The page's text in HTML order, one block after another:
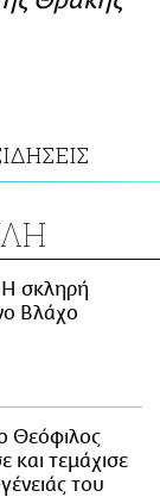
σκληρή
Βλάχο
Θεόφιλος
και τεμάχισε
του